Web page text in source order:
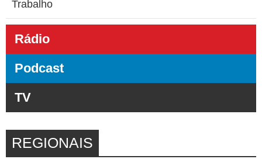
Trabalho
Rádio
Podcast
TV
REGIONAIS